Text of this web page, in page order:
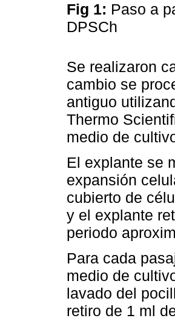
Fig 1: Paso a
DPSCh
Se realizaron
cambio se
antiguo
Thermo
medio de
El explante se
expansión
cubierto de
y el explante
periodo
Para cada
medio de
lavado del
retiro de 1 ml